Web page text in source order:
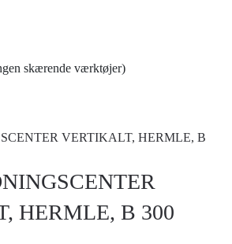
skærende værktøjer)
HERMLE, B 300